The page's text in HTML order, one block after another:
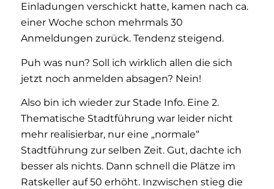
Einladungen verschickt hatte, kamen nach ca.
einer Woche schon mehrmals 30
Anmeldungen zurück. Tendenz steigend.
Puh was nun? Soll ich wirklich allen die sich
jetzt noch anmelden absagen? Nein!
Also bin ich wieder zur Stade Info. Eine 2.
Thematische Stadtführung war leider nicht
mehr realisierbar, nur eine „normale“
Stadtführung zur selben Zeit. Gut, dachte ich
besser als nichts. Dann schnell die Plätze im
Ratskeller auf 50 erhöht. Inzwischen stieg die